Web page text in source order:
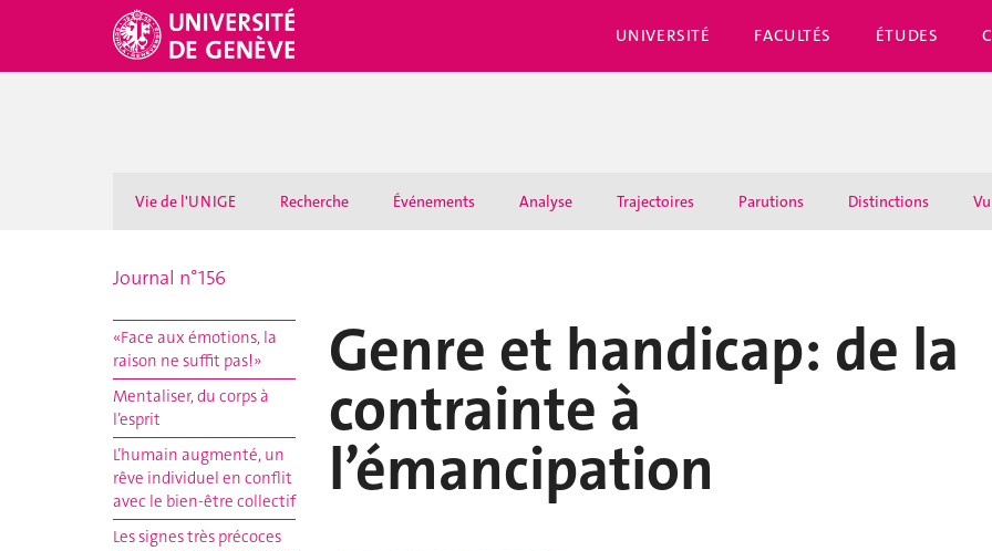
UNIVERSITÉ FACULTÉS ÉTUDES
Vie de l'UNIGE Recherche Événements Analyse Trajectoires Parutions Distinctions
Journal n°156
«Face aux émotions, la
raison ne suffit pas!»
Mentaliser, du corps à
l’esprit
L’humain augmenté, un
rêve individuel en conflit
avec le bien-être collectif
Les signes très précoces
Genre et handicap: de la
contrainte à
l’émancipation